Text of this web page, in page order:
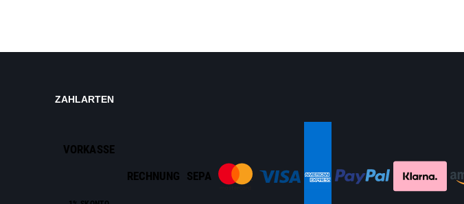
ZAHLARTEN
VORKASSE
RECHNUNG SEPA